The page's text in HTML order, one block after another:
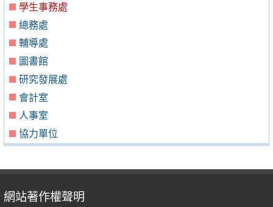
學生事務處
總務處
輔導處
圖書館
研究發展處
會計室
人事室
協力單位
網站著作權聲明